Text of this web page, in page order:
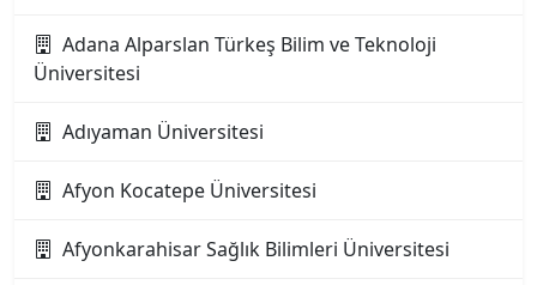
Adana Alparslan Türkeş Bilim ve Teknoloji
Üniversitesi
Adıyaman Üniversitesi
Afyon Kocatepe Üniversitesi
Afyonkarahisar Sağlık Bilimleri Üniversitesi